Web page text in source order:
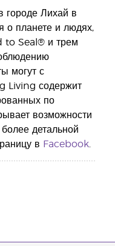
городе Лихай в
о планете и людях,
to Seal® и трем
могут с
Living содержит
по
возможности
детальной
в Facebook.